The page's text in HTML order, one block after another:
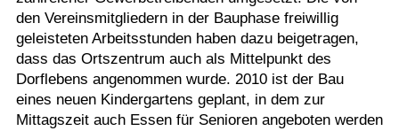
den Vereinsmitgliedern in der Bauphase freiwillig
geleisteten Arbeitsstunden haben dazu beigetragen,
dass das Ortszentrum auch als Mittelpunkt des
Dorflebens angenommen wurde. 2010 ist der Bau
eines neuen Kindergartens geplant, in dem zur
Mittagszeit auch Essen für Senioren angeboten werden